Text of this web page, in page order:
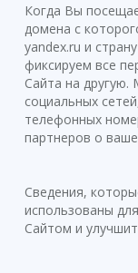
Когда Вы
домена с
yandex.ru и
фиксируем все
Сайта на
социальных
телефонных
партнеров о
Сведения,
использованы
Сайтом и